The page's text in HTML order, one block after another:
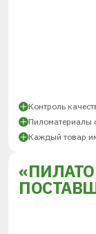
Контроль
Пиломатериалы
Каждый товар